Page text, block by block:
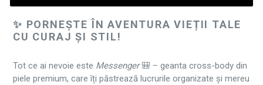
✨ PORNEȘTE ÎN AVENTURA VIEȚII TALE
CU CURAJ ȘI STIL!
Tot ce ai nevoie este Messenger🎒 – geanta cross-body din
piele premium, care îți păstrează lucrurile organizate și mereu